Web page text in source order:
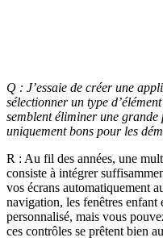
Q : J’essaie de créer une
sélectionner un type
semblent éliminer une grande
uniquement bons pour les
R : Au fil des années, une
consiste à intégrer
vos écrans automatiquement
navigation, les fenêtres
personnalisé, mais vous
ces contrôles se prêtent bien